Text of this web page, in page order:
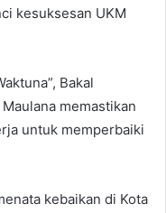
kesuksesan UKM
Bakal
memastikan
untuk memperbaiki
kebaikan di Kota